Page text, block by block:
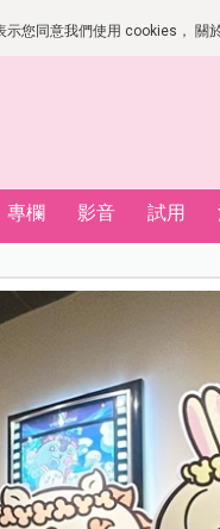
您同意我們使用 cookies， 關
專欄 影音 試用